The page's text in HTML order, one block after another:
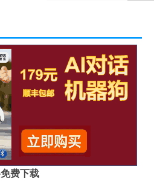
费下载